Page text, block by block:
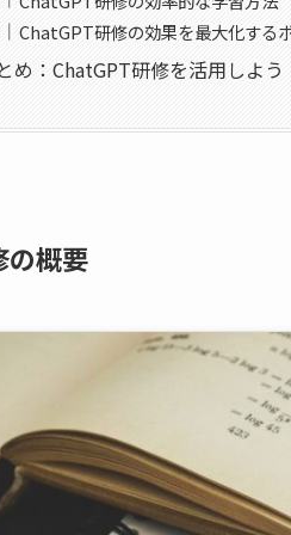
ChatGPT研修の効果を最大化する
め：ChatGPT研修を活用しよう
概要